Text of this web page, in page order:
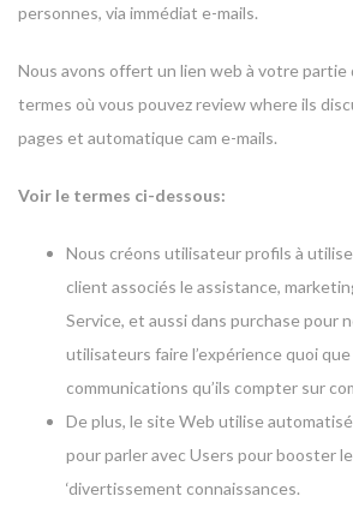
personnes, via immédiat e-mails.
Nous avons offert un lien web à votre partie
termes où vous pouvez review where ils
pages et automatique cam e-mails.
Voir le termes ci-dessous:
Nous créons utilisateur profils à
client associés le assistance,
Service, et aussi dans purchase pour
utilisateurs faire l’expérience quoi
communications qu’ils compter sur
De plus, le site Web utilise
pour parler avec Users pour booster
‘divertissement connaissances.